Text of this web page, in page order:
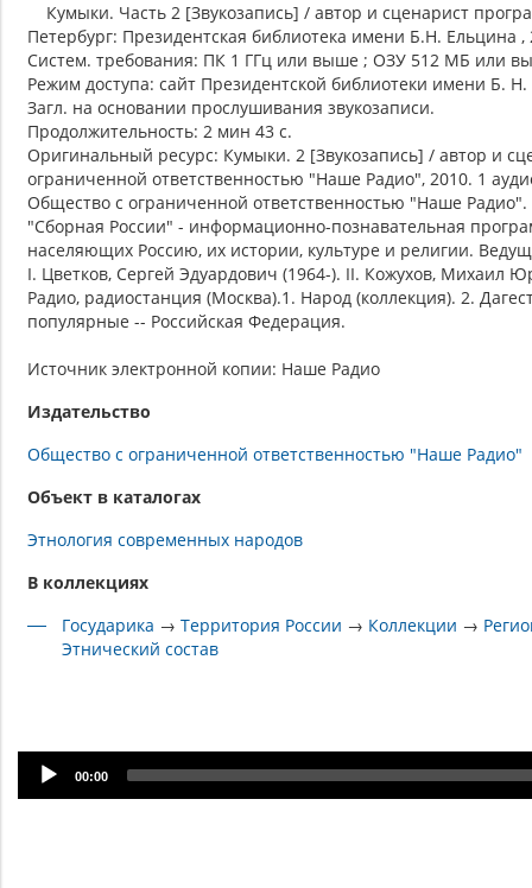
Кумыки. Часть 2 [Звукозапись] / автор и сценарист
Петербург: Президентская библиотека имени Б.Н. Ельцина
Систем. требования: ПК 1 ГГц или выше ; ОЗУ 512 МБ или
Режим доступа: сайт Президентской библиотеки имени Б.
Загл. на основании прослушивания звукозаписи.
Продолжительность: 2 мин 43 с.
Оригинальный ресурс: Кумыки. 2 [Звукозапись] / автор и
ограниченной ответственностью "Наше Радио", 2010. 1
Общество с ограниченной ответственностью "Наше Радио".
"Сборная России" - информационно-познавательная
населяющих Россию, их истории, культуре и религии.
I. Цветков, Сергей Эдуардович (1964-). II. Кожухов, Михаил
Радио, радиостанция (Москва).1. Народ (коллекция). 2.
популярные -- Российская Федерация.
Источник электронной копии: Наше Радио
Издательство
Общество с ограниченной ответственностью "Наше Радио"
Объект в каталогах
Этнология современных народов
В коллекциях
Государика →Территория России → Коллекции →
Этнический состав
Audio
Player
00:00